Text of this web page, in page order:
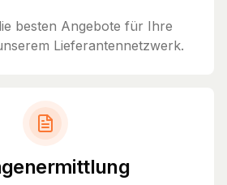
besten Angebote für Ihre
Lieferantennetzwerk.